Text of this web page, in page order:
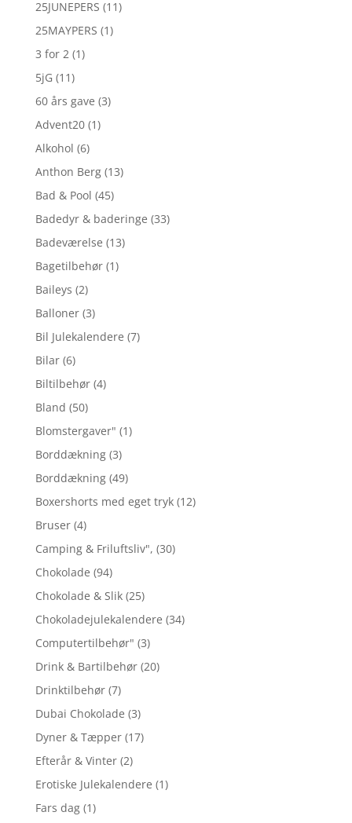
25JUNEPERS (11)
25MAYPERS (1)
3 for 2 (1)
5jG (11)
60 års gave (3)
Advent20 (1)
Alkohol (6)
Anthon Berg (13)
Bad & Pool (45)
Badedyr & baderinge (33)
Badeværelse (13)
Bagetilbehør (1)
Baileys (2)
Balloner (3)
Bil Julekalendere (7)
Bilar (6)
Biltilbehør (4)
Bland (50)
Blomstergaver" (1)
Borddækning (3)
Borddækning (49)
Boxershorts med eget tryk (12)
Bruser (4)
Camping & Friluftsliv", (30)
Chokolade (94)
Chokolade & Slik (25)
Chokoladejulekalendere (34)
Computertilbehør" (3)
Drink & Bartilbehør (20)
Drinktilbehør (7)
Dubai Chokolade (3)
Dyner & Tæpper (17)
Efterår & Vinter (2)
Erotiske Julekalendere (1)
Fars dag (1)